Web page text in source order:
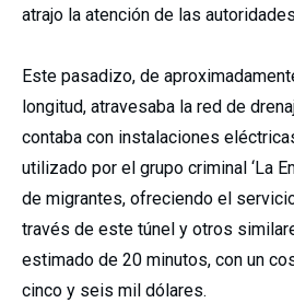
atrajo la atención de las
Este pasadizo, de
longitud, atravesaba la red de
contaba con instalaciones
utilizado por el grupo criminal ‘La
de migrantes, ofreciendo el
través de este túnel y otros
estimado de 20 minutos, con un
cinco y seis mil dólares.